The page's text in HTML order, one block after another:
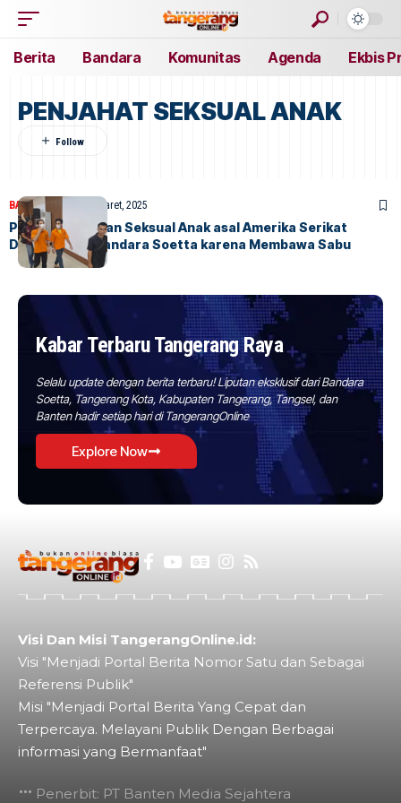
Berita Bandara Komunitas Agenda Ekbis
PENJAHAT SEKSUAL ANAK
BANDARA BERITA 7 Maret, 2025
Pelaku Kejahatan Seksual Anak asal Amerika Serikat
Ditangkap di Bandara Soetta karena Membawa Sabu
Kabar Terbaru Tangerang Raya
Selalu update dengan berita terbaru! Liputan eksklusif dari Bandara
Soetta, Tangerang Kota, Kabupaten Tangerang, Tangsel, dan
Banten hadir setiap hari di TangerangOnline
Explore Now
Visi Dan Misi TangerangOnline.id:
Visi "Menjadi Portal Berita Nomor Satu dan Sebagai
Referensi Publik"
Misi "Menjadi Portal Berita Yang Cepat dan
Terpercaya. Melayani Publik Dengan Berbagai
informasi yang Bermanfaat"
Penerbit: PT Banten Media Sejahtera